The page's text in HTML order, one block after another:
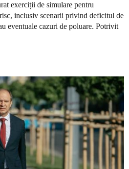
exerciții de simulare pentru
inclusiv scenarii privind deficitul de
eventuale cazuri de poluare. Potrivit